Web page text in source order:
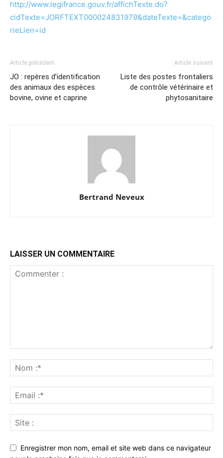
http://www.legifrance.gouv.fr/affichTexte.do?
cidTexte=JORFTEXT000024831979&dateTexte=&catego
rieLien=id
Article précédent
JO : repères d’identification
des animaux des espèces
bovine, ovine et caprine
Article suivant
Liste des postes frontaliers
de contrôle vétérinaire et
phytosanitaire
Bertrand Neveux
LAISSER UN COMMENTAIRE
Enregistrer mon nom, email et site web dans ce navigateur